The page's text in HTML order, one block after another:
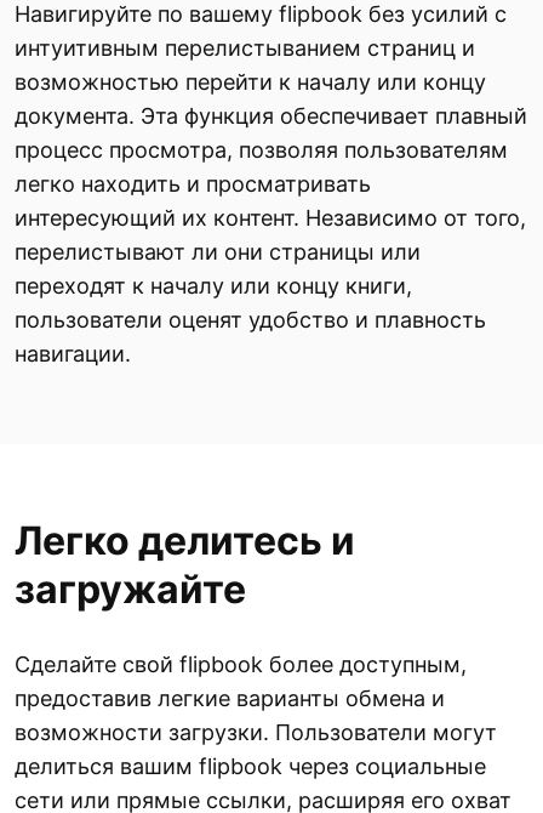
Навигируйте по вашему flipbook без усилий с
интуитивным перелистыванием страниц и
возможностью перейти к началу или концу
документа. Эта функция обеспечивает плавный
процесс просмотра, позволяя пользователям
легко находить и просматривать
интересующий их контент. Независимо от того,
перелистывают ли они страницы или
переходят к началу или концу книги,
пользователи оценят удобство и плавность
навигации.
Легко делитесь и
загружайте
Сделайте свой flipbook более доступным,
предоставив легкие варианты обмена и
возможности загрузки. Пользователи могут
делиться вашим flipbook через социальные
сети или прямые ссылки, расширяя его охват